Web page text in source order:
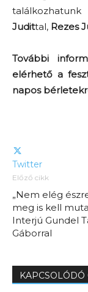
Judittal, Rezes
További
elérhető a
napos
Twitter
Előző cikk
„Nem elég
meg is kell
Interjú Gundel
Gáborral
KAPCSOLÓDÓ